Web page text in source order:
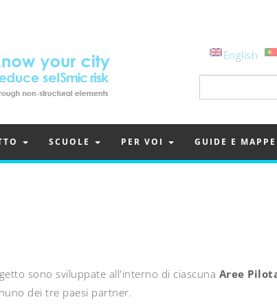
English
per:
SCUOLE PER VOI GUIDE E MAPPE
sono sviluppate all'interno di ciascuna Aree
dei tre paesi partner.